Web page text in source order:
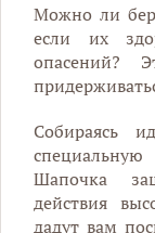
Можно ли
если их
опасений?
Собираясь
Шапочка
действия
дадут вам